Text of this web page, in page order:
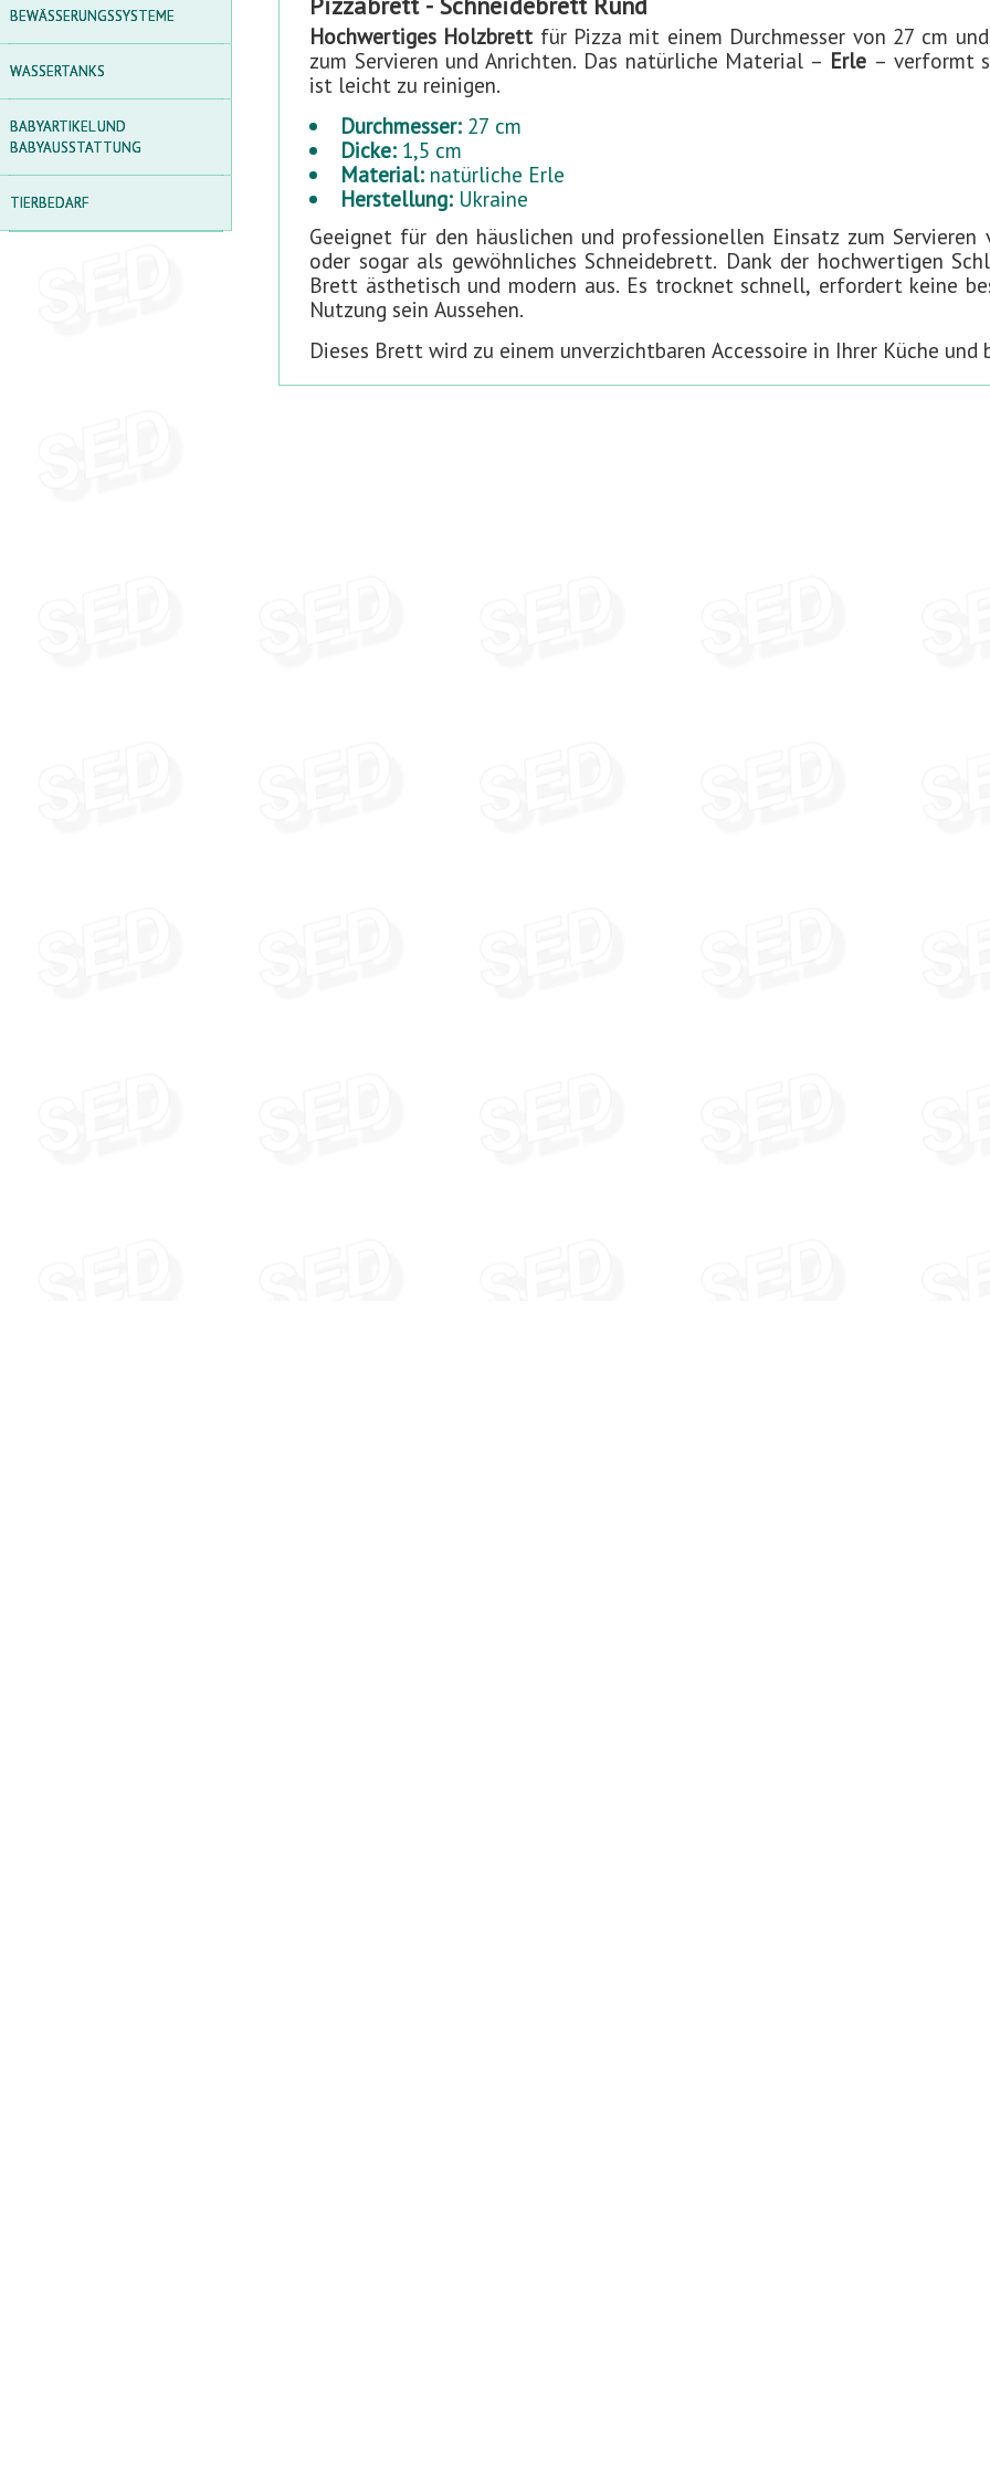
SONNENSCHIRME
TISCHSETS
PICKNICKTISCHE
LAGERREGALE
AUFBEWAHRUNG VON
LAUBEN AUS
POLYCARBONAT
SANDKÄSTEN
BEWÄSSERUNGSSYSTEME
WASSERTANKS
BABYARTIKEL UND
BABYAUSSTATTUNG
TIERBEDARF
Hochwertiges Holzbrett für Pizza mit einem Durchmesser von 27 cm
zum Servieren und Anrichten. Das natürliche Material – Erle – verformt
ist leicht zu reinigen.
Durchmesser:27 cm
Dicke:1,5 cm
Material:natürliche Erle
Herstellung:Ukraine
Geeignet für den häuslichen und professionellen Einsatz zum
oder sogar als gewöhnliches Schneidebrett. Dank der hochwertigen
Brett ästhetisch und modern aus. Es trocknet schnell, erfordert keine
Nutzung sein Aussehen.
Dieses Brett wird zu einem unverzichtbaren Accessoire in Ihrer Küche